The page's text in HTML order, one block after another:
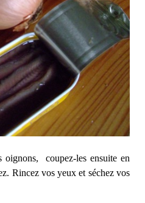
oignons, coupez-les ensuite en
Rincez vos yeux et séchez vos